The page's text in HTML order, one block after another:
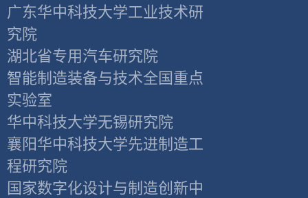
广东华中科技大学工业技术研
究院
湖北省专用汽车研究院
智能制造装备与技术全国重点
实验室
华中科技大学无锡研究院
襄阳华中科技大学先进制造工
程研究院
国家数字化设计与制造创新中